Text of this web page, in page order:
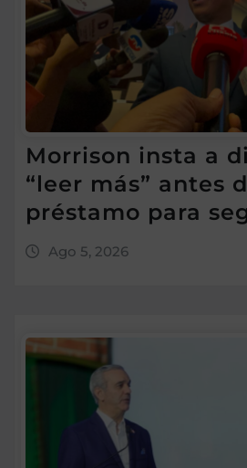
Morrison insta a
“leer más” antes
préstamo para
Ago 5, 2026